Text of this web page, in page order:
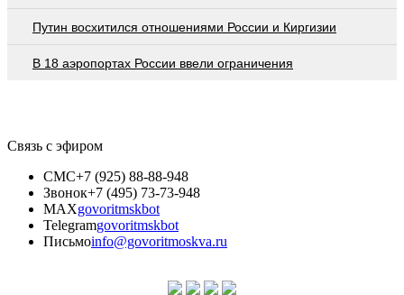
Путин восхитился отношениями России и Киргизии
В 18 аэропортах России ввели ограничения
Связь с эфиром
СМС+7 (925) 88-88-948
Звонок+7 (495) 73-73-948
MAXgovoritmskbot
Telegramgovoritmskbot
Письмоinfo@govoritmoskva.ru